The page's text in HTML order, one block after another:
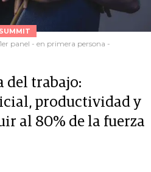
SUMMIT
panel - en primera persona -
del trabajo:
productividad y
al 80% de la fuerza